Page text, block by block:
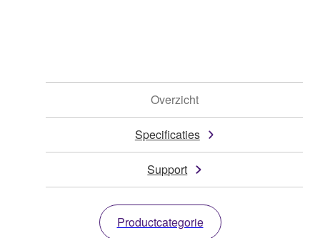
Overzicht
Specificaties
Support
Productcategorie